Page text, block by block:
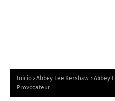
Inicio Abbey Lee Kershaw
Abbey
Provocateur